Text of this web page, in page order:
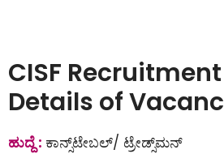
CISF Recruitment
Details of
ಹುದ್ದೆ : ಕಾನ್ಸ್‌ಟೇಬಲ್‌/ ಟ್ರೇಡ್ಸ್‌ಮನ್